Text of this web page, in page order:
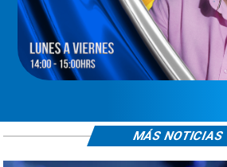
MÁS NOTICIAS